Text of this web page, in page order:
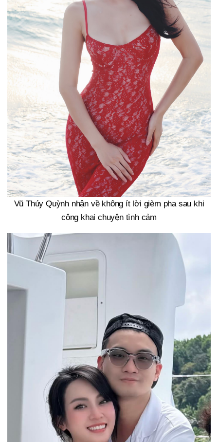
Vũ Thúy Quỳnh nhận về không ít lời gièm pha sau khi
công khai chuyện tình cảm